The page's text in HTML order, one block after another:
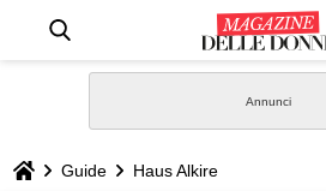
Guide Haus Alkire